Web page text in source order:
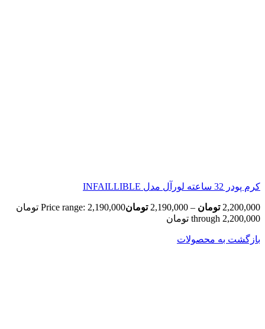
کرم پودر 32 ساعته لورآل مدل INFAILLIBLE
2,200,000 تومان –
2,190,000 تومان
Price range: 2,190,000 تومان
through 2,200,000 تومان
بازگشت به محصولات